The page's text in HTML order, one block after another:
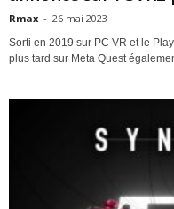
Rmax - 26 mai 2023
Sorti en 2019 sur PC VR et le
plus tard sur Meta Quest